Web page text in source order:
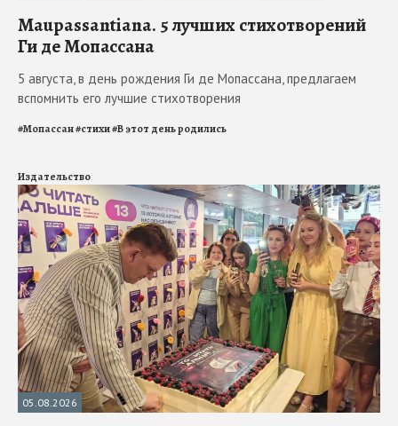
Maupassantiana. 5 лучших стихотворений
Ги де Мопассана
5 августа, в день рождения Ги де Мопассана, предлагаем
вспомнить его лучшие стихотворения
#Мопассан#стихи#В этот день родились
Издательство
05.08.2026